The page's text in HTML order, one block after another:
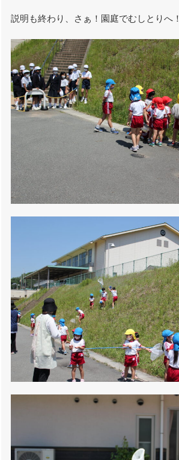
説明も終わり、さぁ！園庭でむしとりへ！